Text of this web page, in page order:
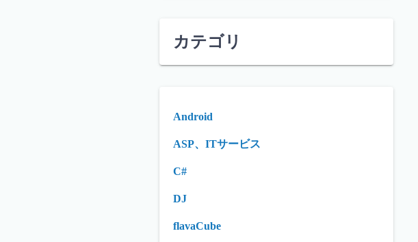
カテゴリ
Android
ASP、ITサービス
C#
DJ
flavaCube